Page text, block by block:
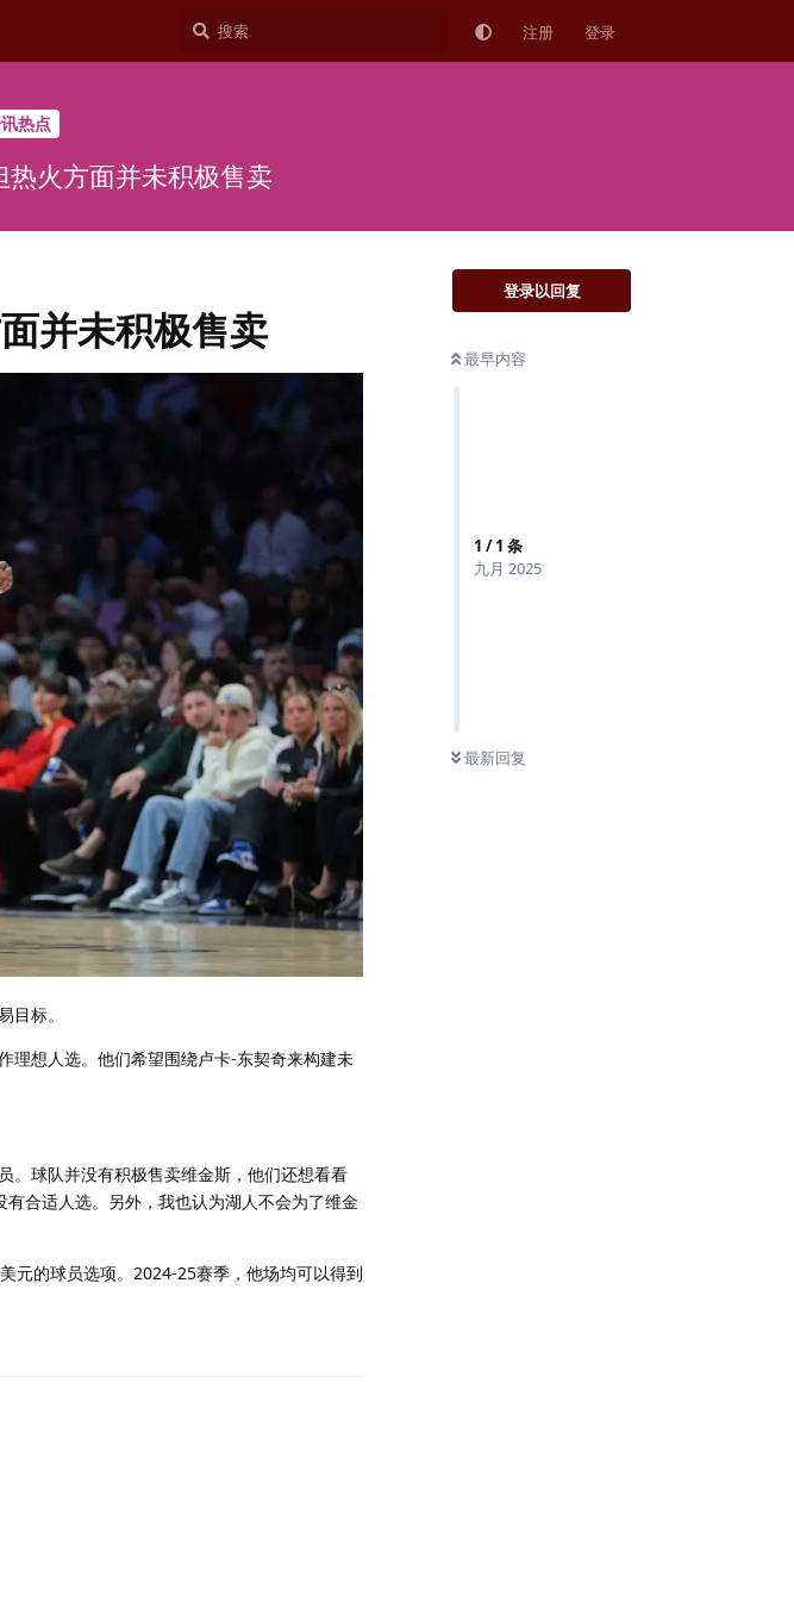
注册 登录
热点
火方面并未积极售卖
登录以回复
最早内容
1 /1 条
九月 2025
最新回复
并未积极售卖
标。
理想人选。他们希望围绕卢卡-东契奇来构建未
。球队并没有积极售卖维金斯，他们还想看看
合适人选。另外，我也认为湖人不会为了维金
元的球员选项。2024-25赛季，他场均可以得到